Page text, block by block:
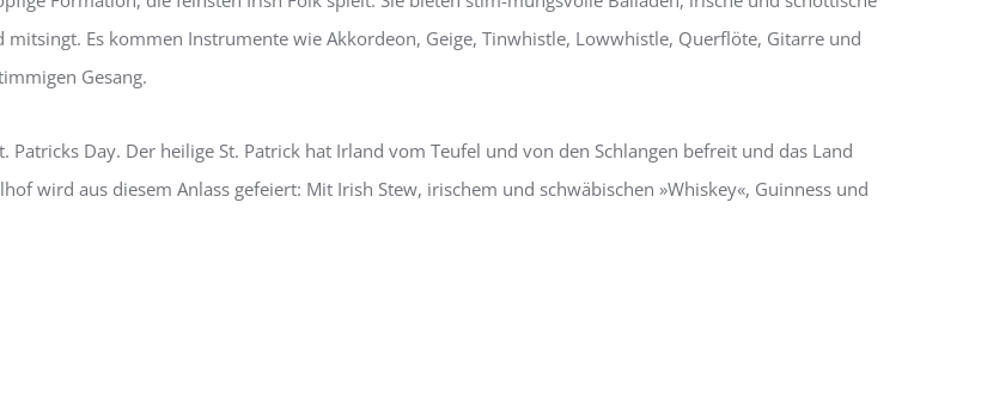
Es kommen Instrumente wie Akkordeon, Geige, Tinwhistle, Lowwhistle, Querflöte, Gitarre und
Gesang.
Day. Der heilige St. Patrick hat Irland vom Teufel und von den Schlangen befreit und das Land
wird aus diesem Anlass gefeiert: Mit Irish Stew, irischem und schwäbischen »Whiskey«, Guinness und